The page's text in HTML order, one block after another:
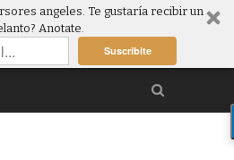
angeles. Te gustaría recibir un
Anotate.
Suscribite